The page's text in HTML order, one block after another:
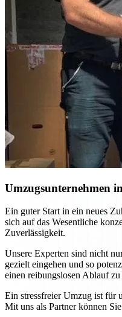
Umzugsunternehmen
Ein guter Start in ein neues
sich auf das Wesentliche
Zuverlässigkeit.
Unsere Experten sind nicht
gezielt eingehen und so
einen reibungslosen Ablauf
Ein stressfreier Umzug ist für
Mit uns als Partner können